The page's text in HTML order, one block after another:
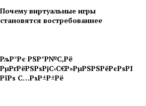
Почему виртуальные игры
становятся востребованнее
РљР°Рє РЅР°Р№С‚Рё
РµРґРёРЅРѕРјС‹С€Р»РµРЅРЅРёРєРѕРІ
РїРѕ С…РѕР±Р±Рё